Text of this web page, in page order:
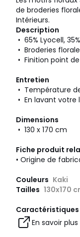
de broderies
Intérieurs.
Description
• 65% Lyocell,
• Broderies
• Finition point
Entretien
• Température
• En lavant votre
Dimensions
• 130 x 170 cm
Fiche produit
• Origine de
Couleurs Kaki
Tailles 130x170
Caractéristiques
En savoir